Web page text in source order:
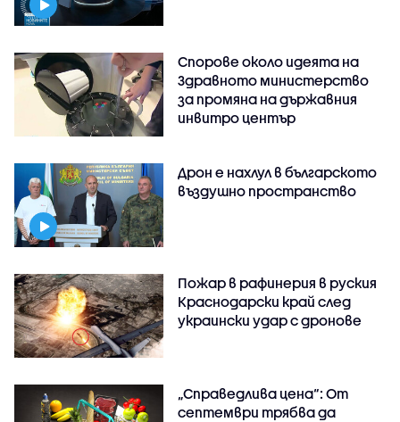
Спорове около идеята на
Здравното министерство
за промяна на държавния
инвитро център
Дрон е нахлул в българското
въздушно пространство
Пожар в рафинерия в руския
Краснодарски край след
украински удар с дронове
„Справедлива цена“: От
септември трябва да